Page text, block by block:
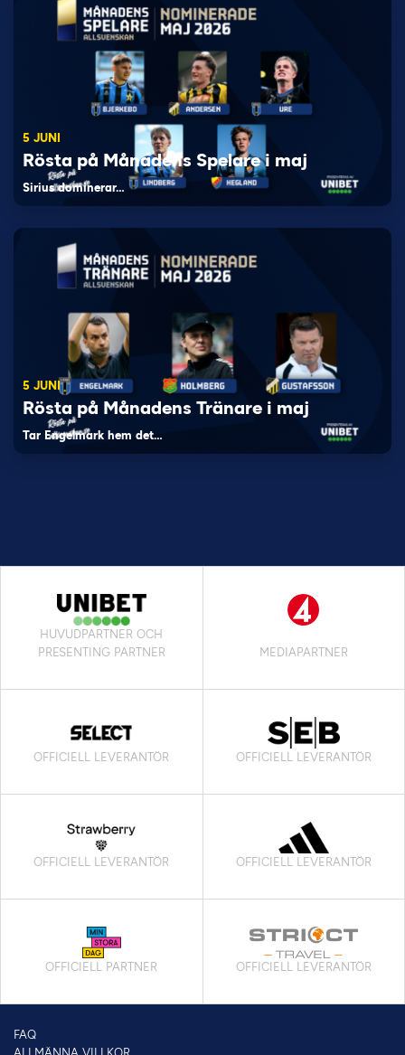
5 JUNI
Rösta på Månadens Spelare i maj
Sirius dominerar…
5 JUNI
Rösta på Månadens Tränare i maj
Tar Engelmark hem det…
HUVUDPARTNER OCH
PRESENTING PARTNER
MEDIAPARTNER
OFFICIELL LEVERANTÖR OFFICIELL LEVERANTÖR
OFFICIELL LEVERANTÖR OFFICIELL LEVERANTÖR
OFFICIELL PARTNER OFFICIELL LEVERANTÖR
FAQ